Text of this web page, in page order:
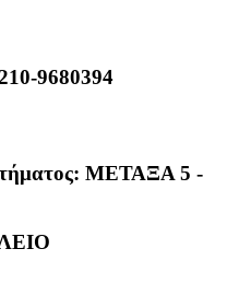
9680394
ΜΕΤΑΞΑ 5 -